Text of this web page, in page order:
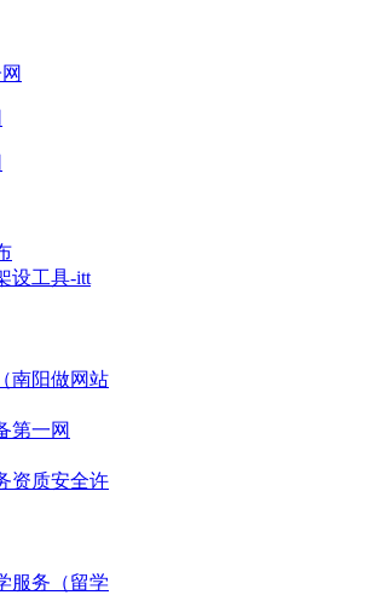
设工具-itt
南阳做网站
第一网
资质安全许
服务（留学